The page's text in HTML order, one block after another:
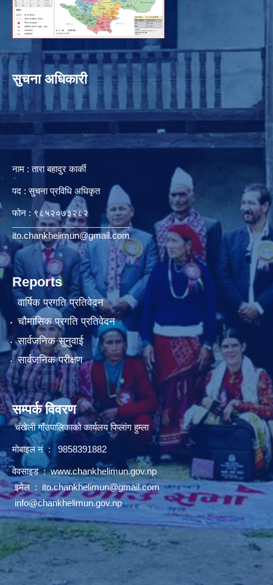
सुचना अधिकारी
नाम : तारा बहादुर कार्की
पद : सुचना प्रविधि अधिकृत
फोन : ९८५२०७३२८२
ito.chankhelimun@gmail.com
Reports
वार्षिक प्रगति प्रतिवेदन
चौमासिक प्रगति प्रतिवेदन
सार्वजनिक सुनुवाई
सार्वजनिक परीक्षण
सम्पर्क विवरण
चंखेली गाँउपालिकाकाे कार्यलय पिप्लांग हुम्ला
माेबाइल नं : 9858391882
वेवसाइड :www.chankhelimun.gov.np
इमेल : ito.chankhelimun@gmail.com
info@chankhelimun.gov.np